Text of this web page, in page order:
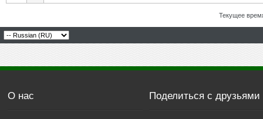
Текущее
О нас Поделиться с друзьями